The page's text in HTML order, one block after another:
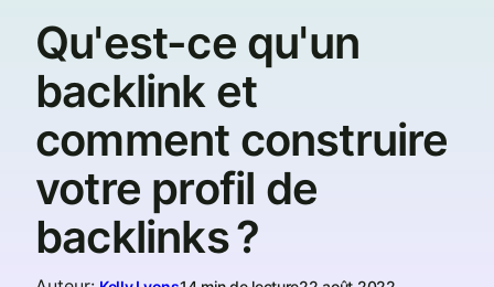
Qu'est-ce qu'un
backlink et
comment construire
votre profil de
backlinks ?